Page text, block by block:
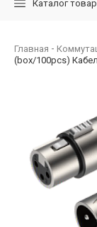
Каталог
Главная
(box/100pcs)